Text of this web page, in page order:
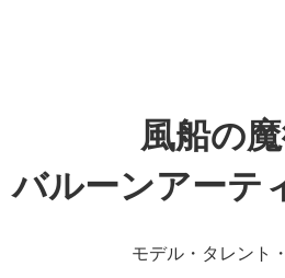
風船の
バルーンアーテ
モデル・タレント